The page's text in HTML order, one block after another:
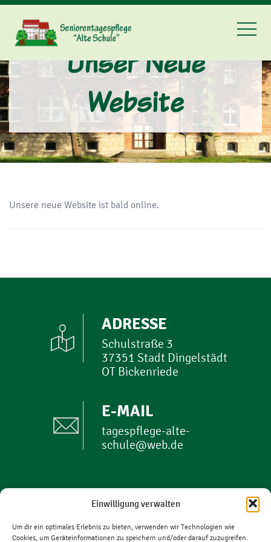
Einwilligung verwalten
Um dir ein optimales Erlebnis zu bieten, verwenden wir Technologien wie
Cookies, um Geräteinformationen zu speichern und/oder darauf zuzugreifen.
Unser Neue
Website
Unsere neue Website ist bald online.
ADRESSE
Schulstraße 3
37351 Stadt Dingelstädt
OT Bickenriede
E-MAIL
tagespflege-alte-
schule@web.de
PHONE